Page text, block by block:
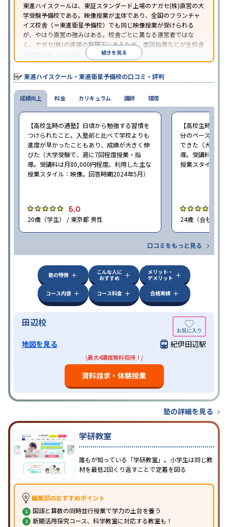
東進ハイスクールは、東証スタンダード上場のナガセ(株)直営の大
学受験予備校である。映像授業が主体であり、全国のフランチャ
イズ校舎（＝東進衛星予備校）でも同じ映像授業が受けられる
が、やはり直営の強みはある。校舎ごとに異なる運営者ではな
く、ナガセ(株)の直接の管理下にあるため、面談指導などが全校舎
で徹底されていて安心できる。
東進衛星予備校は、運営会社により指導方針や校舎のルールが異
なる。体験授業では、授業のみで判断するのではなく、担当者や
校舎雰囲気、校舎での合格実績などを確認すると良いだろう。
続きを見る
東進ハイスクール・東進衛星予備校の口コミ・評判
成績向上
【高校生時の通塾】日頃から勉強する習慣を
つけられたこと。入塾前と比べて学校よりも
進度が早かったこともあり、成績が大きく伸
びた（大学受験で、週に7回程度授業・指
導。受講料は月80,000円程度。利用した主な
授業スタイル：映像。回答時期2024年5月）
5.0
20歳（学生） / 東京都 男性
【高校生時の通
分のペースで進
できた（大学受
導。受講料は月
授業スタイル：
24歳（会社員<
口コミをもっと見る
料金 カリキュラム 講師 環境
塾の特徴
こんな人に
おすすめ
メリット・
デメリット
コース内容
コース料金 合格実績
田辺校
地図を見る 紀伊田辺駅
\最大4講座無料招待！/
資料請求・体験授業
塾の詳細を見る
学研教室
誰もが知っている「学研教室」。小学生は同じ教
材を最低2回くり返すことで定着を図る
編集部のおすすめポイント
国語と算数の同時並行授業で学力の土台を養う
新聞活用探究コース、科学教室に対応する教室も！